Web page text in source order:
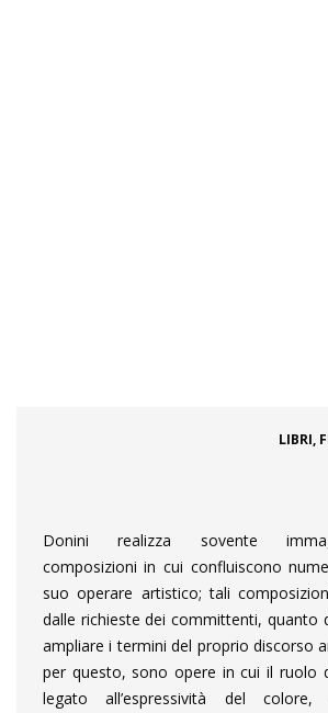
LIBRI,
Donini realizza sovente
composizioni in cui confluiscono
suo operare artistico; tali
dalle richieste dei committenti, quanto
ampliare i termini del proprio discorso
per questo, sono opere in cui il ruolo
legato all’espressività del colore,